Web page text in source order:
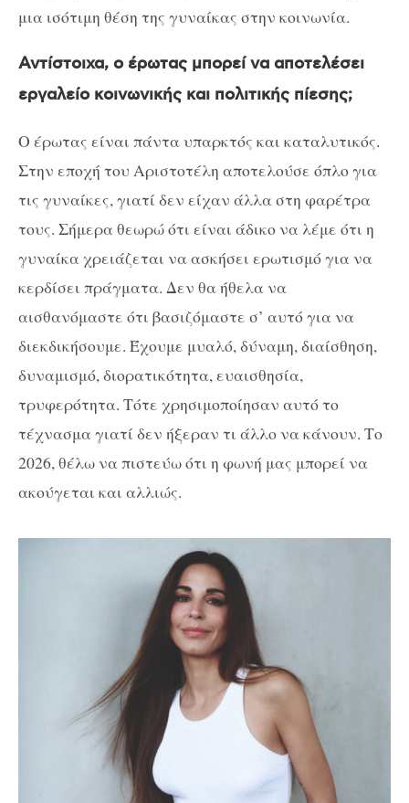
μια ισότιμη θέση της γυναίκας στην κοινωνία.
Αντίστοιχα, ο έρωτας μπορεί να αποτελέσει
εργαλείο κοινωνικής και πολιτικής πίεσης;
Ο έρωτας είναι πάντα υπαρκτός και καταλυτικός.
Στην εποχή του Αριστοτέλη αποτελούσε όπλο για
τις γυναίκες, γιατί δεν είχαν άλλα στη φαρέτρα
τους. Σήμερα θεωρώ ότι είναι άδικο να λέμε ότι η
γυναίκα χρειάζεται να ασκήσει ερωτισμό για να
κερδίσει πράγματα. Δεν θα ήθελα να
αισθανόμαστε ότι βασιζόμαστε σ’ αυτό για να
διεκδικήσουμε. Έχουμε μυαλό, δύναμη, διαίσθηση,
δυναμισμό, διορατικότητα, ευαισθησία,
τρυφερότητα. Τότε χρησιμοποίησαν αυτό το
τέχνασμα γιατί δεν ήξεραν τι άλλο να κάνουν. Το
2026, θέλω να πιστεύω ότι η φωνή μας μπορεί να
ακούγεται και αλλιώς.